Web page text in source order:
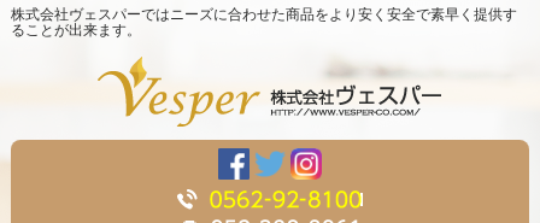
株式会社ヴェスパーではニーズに合わせた商品をより安く安全で素早く提供す
ることが出来ます。